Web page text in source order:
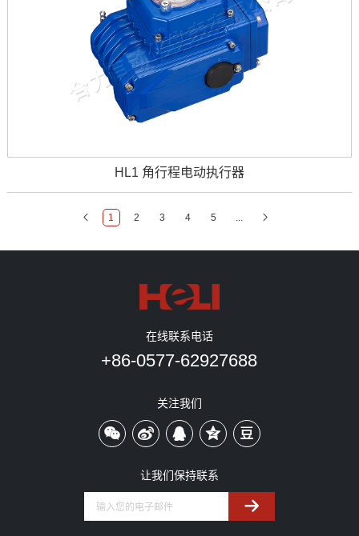
HL1 角行程电动执行器
1 2 3 4 5
在线联系电话
+86-0577-62927688
关注我们
让我们保持联系